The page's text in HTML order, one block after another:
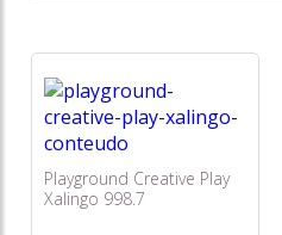
Playground Creative Play
Xalingo 998.7